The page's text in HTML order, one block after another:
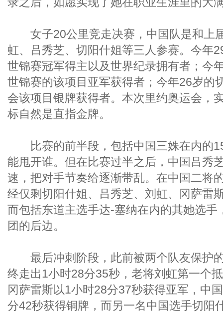
女子20公里竞走决赛，中国队是和上
虹、吕秀芝、切阳什姐等三人参赛。今年
世锦赛冠军得主以及世界纪录拥有者；今
世锦赛的该项目亚军获得者；今年26岁的
会该项目银牌获得者。本次里约奥运会，
标自然是直指金牌。
比赛的前半段，包括中国三姝在内的
能甩开谁。但在比赛过半之后，中国吕秀
速，把对手节奏给逐渐带乱。在中国二将
经仅剩切阳什姐、吕秀芝、刘虹、冈萨雷
而包括东道主选手达-塞纳在内的其她选手
团的后边。
最后冲刺阶段，此前被两个队友保护
终走出1小时28分35秒，老将刘虹第一个
冈萨雷斯以1小时28分37秒获得亚军，中
分42秒获得铜牌，而另一名中国选手切阳